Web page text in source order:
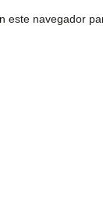
navegador